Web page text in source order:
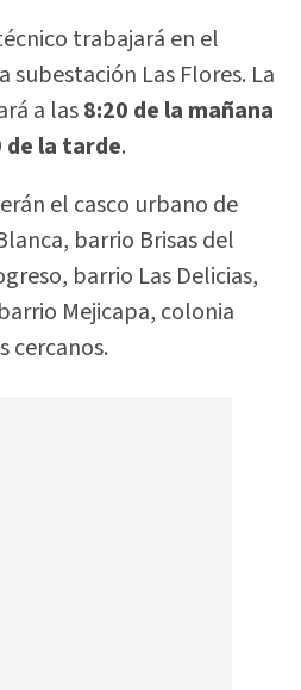
trabajará en el
subestación Las Flores. La
a las8:20 de la mañana
de la tarde.
el casco urbano de
barrio Brisas del
barrio Las Delicias,
Mejicapa, colonia
cercanos.